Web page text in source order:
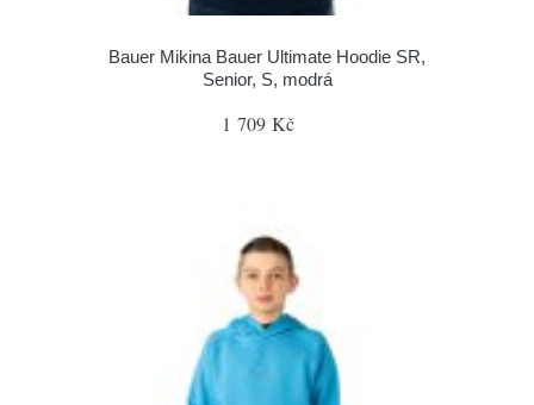
Bauer Mikina Bauer Ultimate Hoodie SR,
Senior, S, modrá
1 709 Kč